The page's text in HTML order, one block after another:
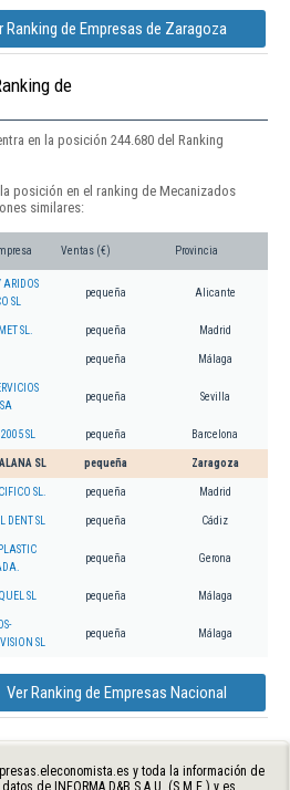
Ranking de Empresas de Zaragoza
de
en la posición 244.680 del Ranking
posición en el ranking de Mecanizados
similares:
Ventas (€) Provincia
ARIDOS
SL
pequeña Alicante
SL. pequeña Madrid
pequeña Málaga
pequeña Sevilla
SL pequeña Barcelona
SL pequeña Zaragoza
SL. pequeña Madrid
DENT SL pequeña Cádiz
pequeña Gerona
SL pequeña Málaga
SL
pequeña Málaga
Ver Ranking de Empresas Nacional
y toda la información de
de INFORMA D&B S.A.U. (S.M.E.) y es